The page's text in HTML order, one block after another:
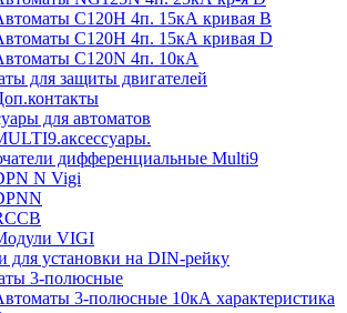
С120H 4п. 15кА кривая B
С120H 4п. 15кА кривая D
С120N 4п. 10кА
для защиты двигателей
для автоматов
дифференциальные Multi9
N Vigi
VIGI
для установки на DIN-рейку
3-полюсные
3-полюсные 10кА характеристика